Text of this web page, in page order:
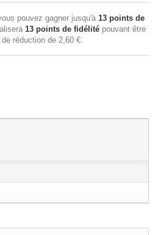
pouvez gagner jusqu'à 13 points de
13 points de fidélité pouvant être
réduction de 2,60 €.